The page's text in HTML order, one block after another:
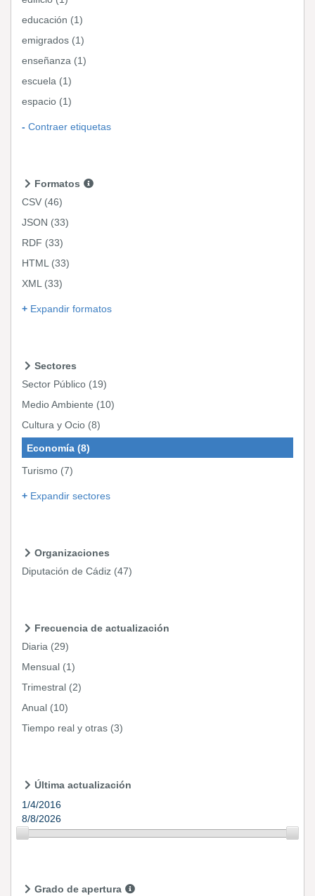
educación (1)
emigrados (1)
enseñanza (1)
escuela (1)
espacio (1)
Contraer etiquetas
Formatos
CSV (46)
JSON (33)
RDF (33)
HTML (33)
XML (33)
Expandir formatos
Sectores
Sector Público (19)
Medio Ambiente (10)
Cultura y Ocio (8)
Economía (8)
Turismo (7)
Expandir sectores
Organizaciones
Diputación de Cádiz (47)
Frecuencia de actualización
Diaria (29)
Mensual (1)
Trimestral (2)
Anual (10)
Tiempo real y otras (3)
Última actualización
1/4/2016
8/8/2026
Grado de apertura